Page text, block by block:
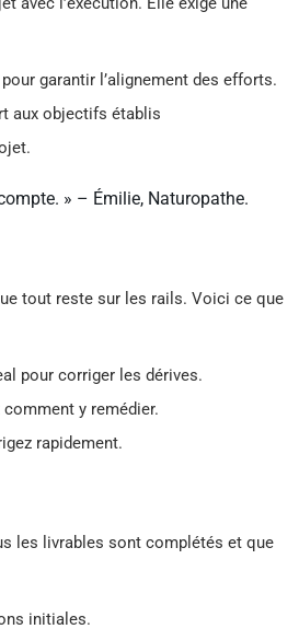
garantir l’alignement des efforts.
aux objectifs établis
» – Émilie, Naturopathe.
tout reste sur les rails. Voici ce que
pour corriger les dérives.
y remédier.
rapidement.
les livrables sont complétés et que
initiales.